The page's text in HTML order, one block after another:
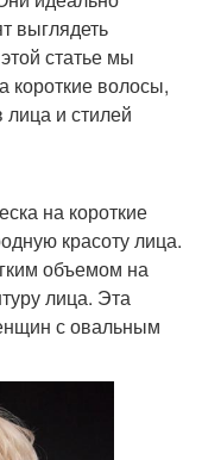
выглядеть
статье мы
короткие волосы,
и стилей
на короткие
красоту лица.
объемом на
лица. Эта
с овальным